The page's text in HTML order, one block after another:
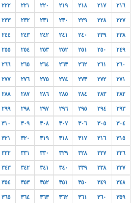
٢١٦ ٢١٧ ٢١٨ ٢١٩ ٢٢٠ ٢٢١ ٢٢٢
٢٢٧ ٢٢٨ ٢٢٩ ٢٣٠ ٢٣١ ٢٣٢ ٢٣٣
٢٣٨ ٢٣٩ ٢٤٠ ٢٤١ ٢٤٢ ٢٤٣ ٢٤٤
٢٤٩ ٢٥٠ ٢٥١ ٢٥٢ ٢٥٣ ٢٥٤ ٢٥٥
٢٦٠ ٢٦١ ٢٦٢ ٢٦٣ ٢٦٤ ٢٦٥ ٢٦٦
٢٧١ ٢٧٢ ٢٧٣ ٢٧٤ ٢٧٥ ٢٧٦ ٢٧٧
٢٨٢ ٢٨٣ ٢٨٤ ٢٨٥ ٢٨٦ ٢٨٧ ٢٨٨
٢٩٣ ٢٩٤ ٢٩٥ ٢٩٦ ٢٩٧ ٢٩٨ ٢٩٩
٣٠٤ ٣٠٥ ٣٠٦ ٣٠٧ ٣٠٨ ٣٠٩ ٣١٠
٣١٥ ٣١٦ ٣١٧ ٣١٨ ٣١٩ ٣٢٠ ٣٢١
٣٢٦ ٣٢٧ ٣٢٨ ٣٢٩ ٣٣٠ ٣٣١ ٣٣٢
٣٣٧ ٣٣٨ ٣٣٩ ٣٤٠ ٣٤١ ٣٤٢ ٣٤٣
٣٤٨ ٣٤٩ ٣٥٠ ٣٥١ ٣٥٢ ٣٥٣ ٣٥٤
٣٥٩ ٣٦٠ ٣٦١ ٣٦٢ ٣٦٣ ٣٦٤ ٣٦٥